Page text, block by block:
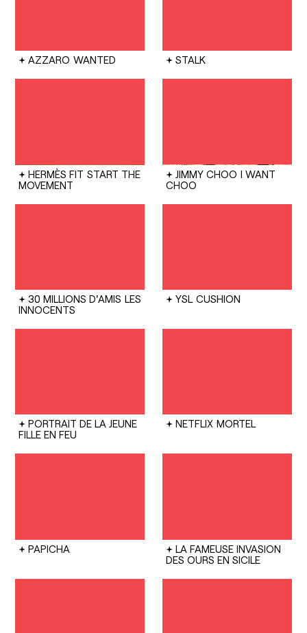
AZZARO WANTED STALK
HERMÈS FIT START THE
MOVEMENT
JIMMY CHOO I WANT
CHOO
30 MILLIONS D'AMIS LES
INNOCENTS
YSL CUSHION
PORTRAIT DE LA JEUNE
FILLE EN FEU
NETFLIX MORTEL
PAPICHA
LA FAMEUSE INVASION
DES OURS EN SICILE